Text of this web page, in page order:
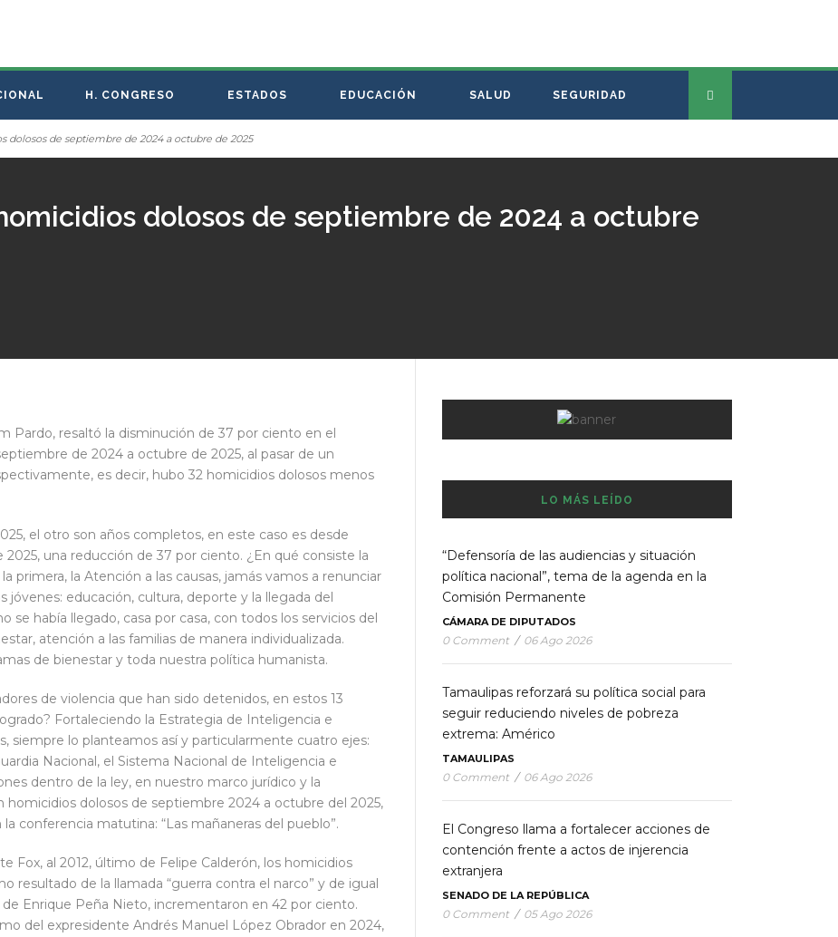
H. CONGRESO ESTADOS EDUCACIÓN SALUD SEGURIDAD
dolosos de septiembre de 2024 a octubre de 2025
dolosos de septiembre de 2024 a octubre
Pardo, resaltó la disminución de 37 por ciento en el
de 2024 a octubre de 2025, al pasar de un
es decir, hubo 32 homicidios dolosos menos
el otro son años completos, en este caso es desde
una reducción de 37 por ciento. ¿En qué consiste la
primera, la Atención a las causas, jamás vamos a renunciar
jóvenes: educación, cultura, deporte y la llegada del
se había llegado, casa por casa, con todos los servicios del
atención a las familias de manera individualizada.
de bienestar y toda nuestra política humanista.
de violencia que han sido detenidos, en estos 13
Fortaleciendo la Estrategia de Inteligencia e
siempre lo planteamos así y particularmente cuatro ejes:
Nacional, el Sistema Nacional de Inteligencia e
dentro de la ley, en nuestro marco jurídico y la
dolosos de septiembre 2024 a octubre del 2025,
conferencia matutina: “Las mañaneras del pueblo”.
Fox, al 2012, último de Felipe Calderón, los homicidios
resultado de la llamada “guerra contra el narco” y de igual
Enrique Peña Nieto, incrementaron en 42 por ciento.
del expresidente Andrés Manuel López Obrador en 2024,
LO MÁS LEÍDO
“Defensoría de las audiencias y situación
política nacional”, tema de la agenda en la
Comisión Permanente
CÁMARA DE DIPUTADOS
0 Comment / 06 Ago 2026
Tamaulipas reforzará su política social para
seguir reduciendo niveles de pobreza
extrema: Américo
TAMAULIPAS
0 Comment / 06 Ago 2026
El Congreso llama a fortalecer acciones de
contención frente a actos de injerencia
extranjera
SENADO DE LA REPÚBLICA
0 Comment / 05 Ago 2026